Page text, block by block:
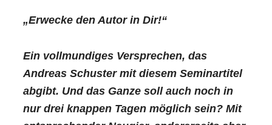
„Erwecke den Autor in Dir!“
Ein vollmundiges Versprechen, das
Andreas Schuster mit diesem Seminartitel
abgibt. Und das Ganze soll auch noch in
nur drei knappen Tagen möglich sein? Mit